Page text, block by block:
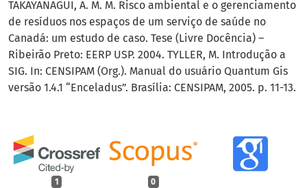
1 0
TAKAYANAGUI, A. M. M. Risco ambiental e o gerenciamento
de resíduos nos espaços de um serviço de saúde no
Canadá: um estudo de caso. Tese (Livre Docência) –
Ribeirão Preto: EERP USP. 2004. TYLLER, M. Introdução a
SIG. In: CENSIPAM (Org.). Manual do usuário Quantum Gis
versão 1.4.1 “Enceladus”. Brasília: CENSIPAM, 2005. p. 11-13.